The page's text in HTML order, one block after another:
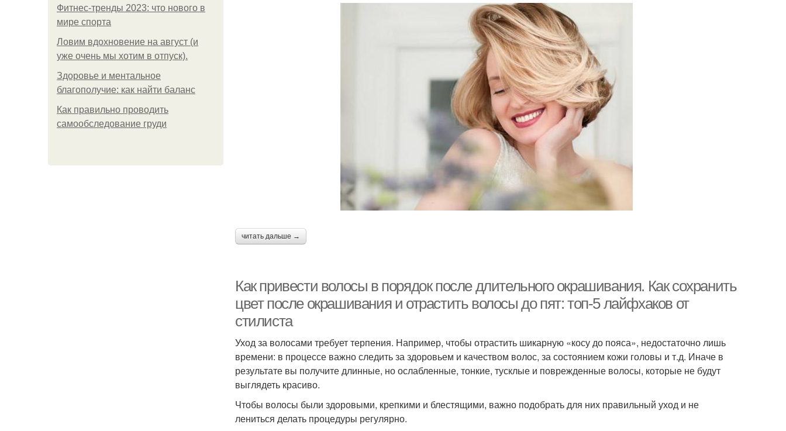
Фитнес-тренды 2023: что нового в
мире спорта
Ловим вдохновение на август (и
уже очень мы хотим в отпуск).
Здоровье и ментальное
благополучие: как найти баланс
Как правильно проводить
самообследование груди
читать дальше →
Как привести волосы в порядок после длительного окрашивания. Как сохранить
цвет после окрашивания и отрастить волосы до пят: топ-5 лайфхаков от
стилиста
Уход за волосами требует терпения. Например, чтобы отрастить шикарную «косу до пояса», недостаточно лишь
времени: в процессе важно следить за здоровьем и качеством волос, за состоянием кожи головы и т.д. Иначе в
результате вы получите длинные, но ослабленные, тонкие, тусклые и поврежденные волосы, которые не будут
выглядеть красиво.
Чтобы волосы были здоровыми, крепкими и блестящими, важно подобрать для них правильный уход и не
лениться делать процедуры регулярно.